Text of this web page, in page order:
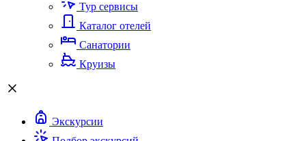
Тур сервисы
Каталог отелей
Санатории
Круизы
Экскурсии